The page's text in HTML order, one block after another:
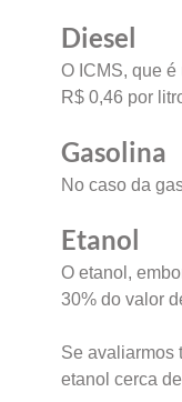
Diesel
O ICMS, que
R$ 0,46 por
Gasolina
No caso da
Etanol
O etanol,
30% do valor
Se avaliarmos
etanol cerca